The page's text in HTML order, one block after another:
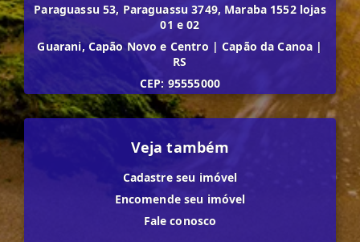
Paraguassu 53, Paraguassu 3749, Maraba 1552 lojas
01 e 02
Guarani, Capão Novo e Centro | Capão da Canoa |
RS
CEP: 95555000
Veja também
Cadastre seu imóvel
Encomende seu imóvel
Fale conosco